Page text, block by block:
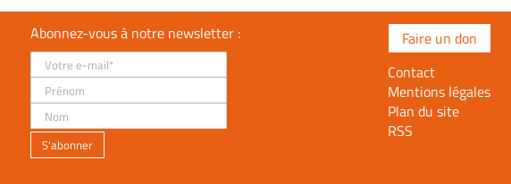
Abonnez-vous à notre newsletter :
Faire un don
Contact
Mentions légales
Plan du site
RSS